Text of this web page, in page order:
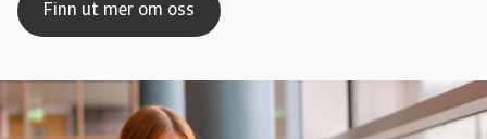
Finn ut mer om oss